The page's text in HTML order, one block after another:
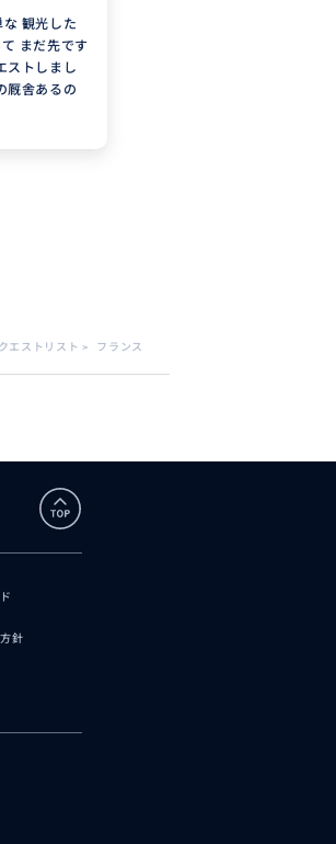
観光した
まだ先です
ストしまし
舎あるの
エストリスト > フランス
針